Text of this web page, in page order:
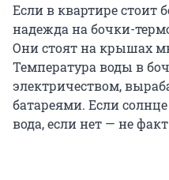
Если в квартире стоит
надежда на бочки-
Они стоят на крышах
Температура воды в
электричеством,
батареями. Если солнце
вода, если нет — не